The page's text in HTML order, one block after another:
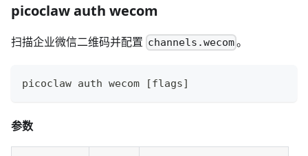
picoclaw auth wecom
扫描企业微信二维码并配置 channels.wecom。
picoclaw auth wecom [flags]
参数